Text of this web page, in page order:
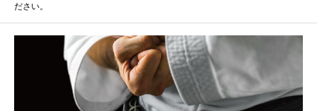
ださい。